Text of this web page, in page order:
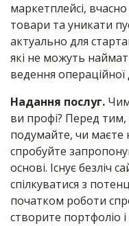
маркетплейсі,
товари та уникати
актуально для
які не можуть
ведення операційної
Надання послуг.
ви профі? Перед тим,
подумайте, чи маєте
спробуйте
основі. Існує безліч
спілкуватися з
початком роботи
створите портфоліо